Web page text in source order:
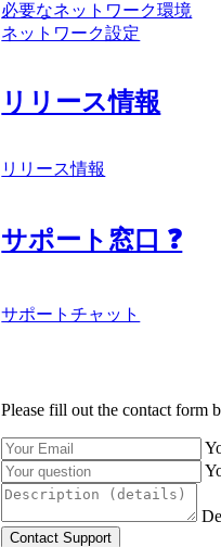
必要なネットワーク環境
ネットワーク設定
リリース情報
リリース情報
サポート窓口 ❓
サポートチャット
Please fill out the contact form